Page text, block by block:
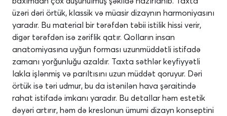
üzəri dəri örtük, klassik və müasir dizaynın harmoniyasını
yaradır. Bu material bir tərəfdən təbii istilik hissi verir,
digər tərəfdən isə zəriflik qatır. Qolların insan
anatomiyasına uyğun forması uzunmüddətli istifadə
zamanı yorğunluğu azaldır. Taxta səthlər keyfiyyətli
lakla işlənmiş və parıltısını uzun müddət qoruyur. Dəri
örtük isə təri udmur, bu da istənilən hava şəraitində
rahat istifadə imkanı yaradır. Bu detallar həm estetik
dəyəri artırır, həm də kreslonun ümumi dizayn konseptini